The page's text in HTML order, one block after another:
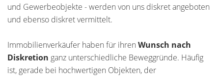
und Gewerbeobjekte - werden von uns diskret angeboten
und ebenso diskret vermittelt.
Immobilienverkäufer haben für ihren Wunsch nach
Diskretion ganz unterschiedliche Beweggründe. Häufig
ist, gerade bei hochwertigen Objekten, der